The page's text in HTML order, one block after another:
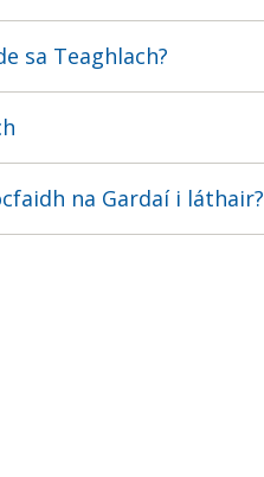
sa Teaghlach?
na Gardaí i láthair?